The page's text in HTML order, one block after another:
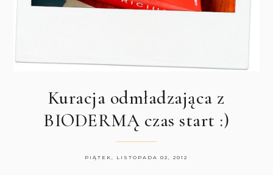
Kuracja odmładzająca z
BIODERMĄ czas start :)
PIĄTEK, LISTOPADA 02, 2012